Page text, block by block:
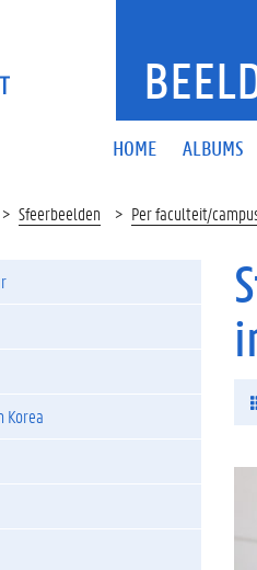
HOME ALBUMS
Sfeerbeelden Per faculteit/
Korea